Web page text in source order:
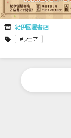
紀伊國屋書店
フェア